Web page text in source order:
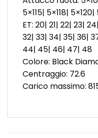
5×115| 5×118|
ET: 20| 21| 22| 23|
32| 33| 34| 35| 36|
44| 45| 46| 47| 48
Colore: Black
Centraggio: 72.6
Carico massimo: